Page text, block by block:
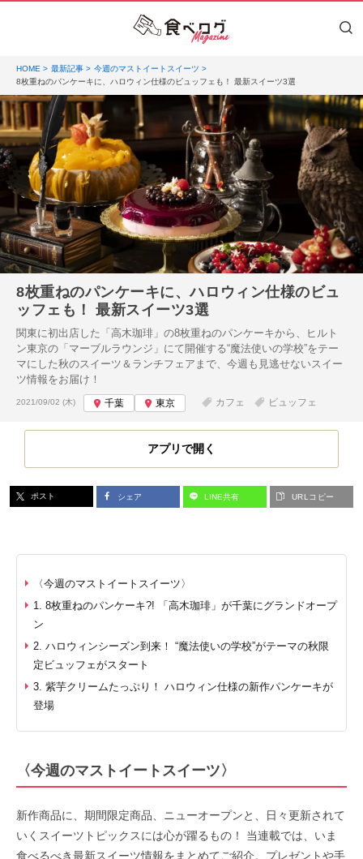
HOME 最新記事
今週のマストイートスイーツ
8枚重ねのパンケーキに、ハロウィン仕様のビュッフェも！ 最新スイーツ3選
8枚重ねのパンケーキに、ハロウィン仕様のビュ
ッフェも！ 最新スイーツ3選
関東に初出店した「高木珈琲」の8枚重ねのパンケーキから、ヒルト
ン東京の「マーブルラウンジ」にて開催する“魔法使いの学校”をテー
マにした秋のスイーツ＆ランチフェアまで、今週も見逃せないスイー
ツ情報をお届け！
投稿日:
2021/09/02 (木) 千葉 東京 カフェ ビュッフェ
アプリで開く
ポスト シェア LINE共有 URLコピー
〈今週のマストイートスイーツ〉
1. 8枚重ねのパンケーキ?! 「高木珈琲」が千葉にグランドオープ
ン
2. ハロウィンシーズン到来！ “魔法使いの学校”がテーマの秋限
定ビュッフェがスタート
3. 紫芋クリームたっぷり！ ハロウィン仕様の新作パンケーキが
登場
〈今週のマストイートスイーツ〉
新作商品に、期間限定商品、ニューオープンと、日々更新されて
いくスイーツトピックスには心が躍るもの！ 当連載では、いま
食べるべき最新スイーツ情報をまとめてご紹介。プレゼントや手